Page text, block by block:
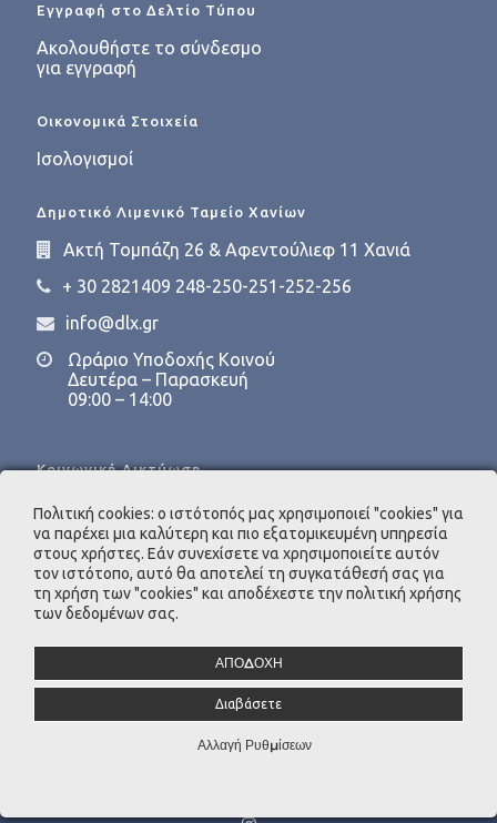
Εγγραφή στο Δελτίο Τύπου
Ακολουθήστε το σύνδεσμο
για εγγραφή
Οικονομικά Στοιχεία
Ισολογισμοί
Δημοτικό Λιμενικό Ταμείο Χανίων
Ακτή Τομπάζη 26 & Αφεντούλιεφ 11 Χανιά
+ 30 2821409 248-250-251-252-256
info@dlx.gr
Ωράριο Υποδοχής Κοινού
Δευτέρα – Παρασκευή
09:00 – 14:00
Κοινωνική Δικτύωση
Υπεύθυνη Προστασίας Προσωπικών Δεδομένων
e-mail:dpo@dlx.gr
Πολιτική cookies: ο ιστότοπός μας χρησιμοποιεί "cookies" για
να παρέχει μια καλύτερη και πιο εξατομικευμένη υπηρεσία
στους χρήστες. Εάν συνεχίσετε να χρησιμοποιείτε αυτόν
τον ιστότοπο, αυτό θα αποτελεί τη συγκατάθεσή σας για
τη χρήση των "cookies" και αποδέχεστε την πολιτική χρήσης
των δεδομένων σας.
ΑΠΟΔΟΧΗ
Διαβάσετε
Αλλαγή Ρυθμίσεων